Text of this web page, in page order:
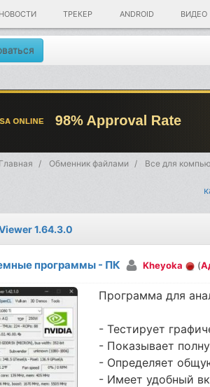
НОВОСТИ ТРЕКЕР ANDROID ВИДЕО
Главная Обменник файлами Все для
1.64.3.0
программы - ПК Kheyoka (
Программа для
- Тестирует
- Показывает
- Определяет
- Имеет удобный